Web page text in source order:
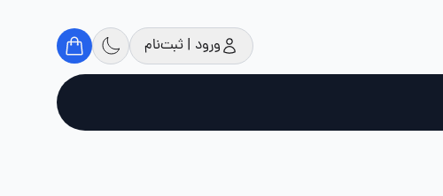
ورود | ثبت‌نام